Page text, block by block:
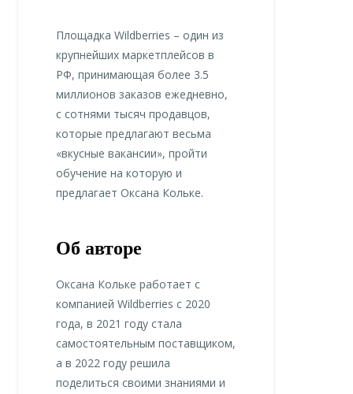
Площадка Wildberries – один из
крупнейших маркетплейсов в
РФ, принимающая более 3.5
миллионов заказов ежедневно,
с сотнями тысяч продавцов,
которые предлагают весьма
«вкусные вакансии», пройти
обучение на которую и
предлагает Оксана Кольке.
Об авторе
Оксана Кольке работает с
компанией Wildberries с 2020
года, в 2021 году стала
самостоятельным поставщиком,
а в 2022 году решила
поделиться своими знаниями и